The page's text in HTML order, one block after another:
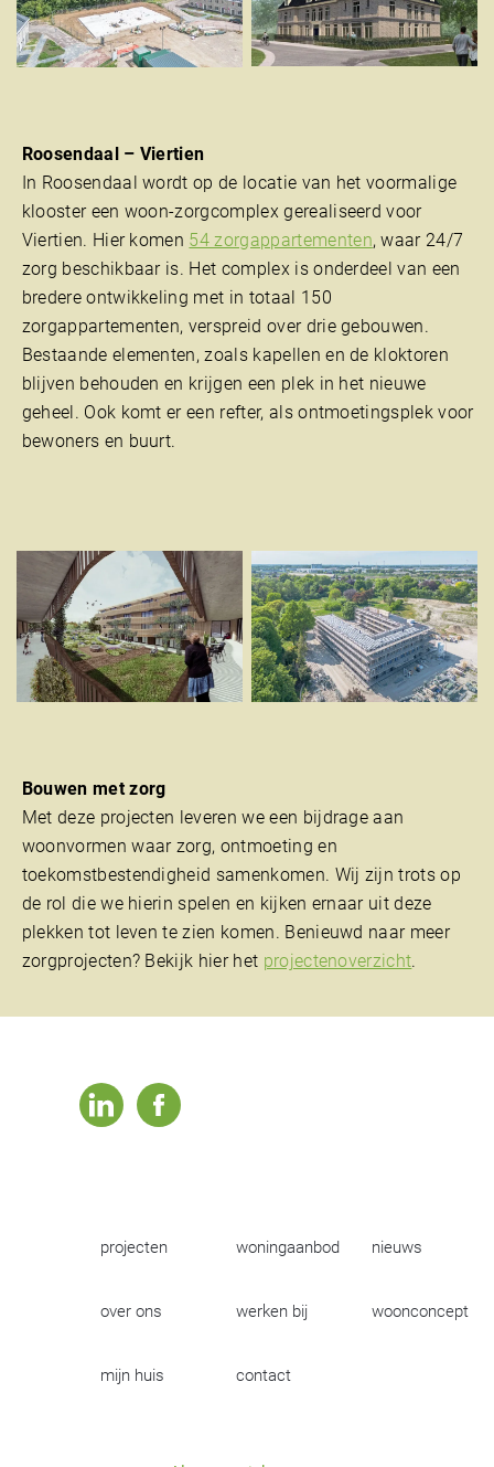
Roosendaal – Viertien
In Roosendaal wordt op de locatie van het voormalige
klooster een woon-zorgcomplex gerealiseerd voor
Viertien. Hier komen 54 zorgappartementen, waar 24/7
zorg beschikbaar is. Het complex is onderdeel van een
bredere ontwikkeling met in totaal 150
zorgappartementen, verspreid over drie gebouwen.
Bestaande elementen, zoals kapellen en de kloktoren
blijven behouden en krijgen een plek in het nieuwe
geheel. Ook komt er een refter, als ontmoetingsplek voor
bewoners en buurt.
Bouwen met zorg
Met deze projecten leveren we een bijdrage aan
woonvormen waar zorg, ontmoeting en
toekomstbestendigheid samenkomen. Wij zijn trots op
de rol die we hierin spelen en kijken ernaar uit deze
plekken tot leven te zien komen. Benieuwd naar meer
zorgprojecten? Bekijk hier het projectenoverzicht.
linkedinfacebook
projecten woningaanbod nieuws
over ons werken bij woonconcept
mijn huis contact